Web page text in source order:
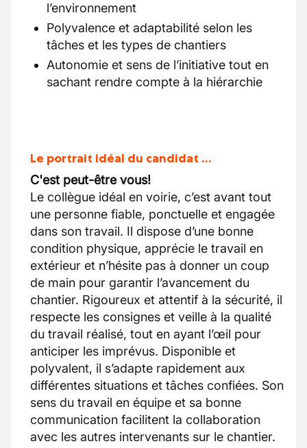
l’environnement
Polyvalence et adaptabilité selon les
tâches et les types de chantiers
Autonomie et sens de l’initiative tout en
sachant rendre compte à la hiérarchie
Le portrait idéal du candidat …
C'est peut-être vous!
Le collègue idéal en voirie, c’est avant tout
une personne fiable, ponctuelle et engagée
dans son travail. Il dispose d’une bonne
condition physique, apprécie le travail en
extérieur et n’hésite pas à donner un coup
de main pour garantir l’avancement du
chantier. Rigoureux et attentif à la sécurité, il
respecte les consignes et veille à la qualité
du travail réalisé, tout en ayant l’œil pour
anticiper les imprévus. Disponible et
polyvalent, il s’adapte rapidement aux
différentes situations et tâches confiées. Son
sens du travail en équipe et sa bonne
communication facilitent la collaboration
avec les autres intervenants sur le chantier.